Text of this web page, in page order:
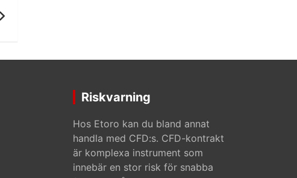
Riskvarning
Hos Etoro kan du bland annat
handla med CFD:s. CFD-kontrakt
är komplexa instrument som
innebär en stor risk för snabba